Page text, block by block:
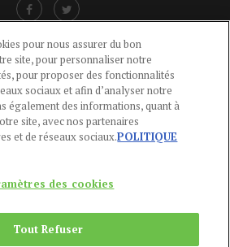
-POLITIQUE DES COOKIES
LÉGALES -AIDE
CONTACT
01 44 59 91 11
au Vendredi, 9h-13h et 14h-17h
pour nous assurer du bon
site, pour personnaliser notre
pour proposer des fonctionnalités
sociaux et afin d’analyser notre
également des informations, quant à
site, avec nos partenaires
et de réseaux sociaux.POLITIQUE
des cookies
Tout Refuser